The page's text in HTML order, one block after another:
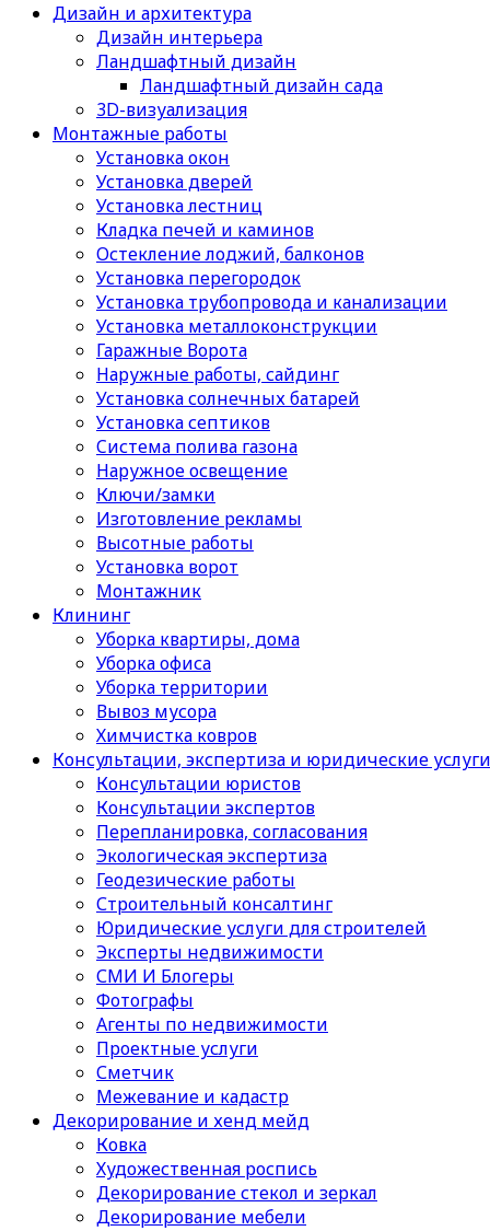
Дизайн и архитектура
Дизайн интерьера
Ландшафтный дизайн
Ландшафтный дизайн сада
3D-визуализация
Монтажные работы
Установка окон
Установка дверей
Установка лестниц
Кладка печей и каминов
Остекление лоджий, балконов
Установка перегородок
Установка трубопровода и канализации
Установка металлоконструкции
Гаражные Ворота
Наружные работы, сайдинг
Установка солнечных батарей
Установка септиков
Cистема полива газона
Наружное освещение
Ключи/замки
Изготовление рекламы
Высотные работы
Установка ворот
Монтажник
Клининг
Уборка квартиры, дома
Уборка офиса
Уборка территории
Вывоз мусора
Химчистка ковров
Консультации, экспертиза и юридические услуги
Консультации юристов
Консультации экспертов
Перепланировка, согласования
Экологическая экспертиза
Геодезические работы
Строительный консалтинг
Юридические услуги для строителей
Эксперты недвижимости
СМИ И Блогеры
Фотографы
Агенты по недвижимости
Проектные услуги
Сметчик
Межевание и кадастр
Декорирование и хенд мейд
Ковка
Художественная роспись
Декорирование стекол и зеркал
Декорирование мебели